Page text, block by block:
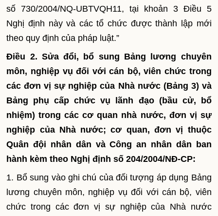
số 730/2004/NQ-UBTVQH11, tại khoản 3 Điều 5
Nghị định này và các tổ chức được thành lập mới
theo quy định của pháp luật.”
Điều 2. Sửa đổi, bổ sung Bảng lương chuyên
môn, nghiệp vụ đối với cán bộ, viên chức trong
các đơn vị sự nghiệp của Nhà nước (Bảng 3) và
Bảng phụ cấp chức vụ lãnh đạo (bầu cử, bổ
nhiệm) trong các cơ quan nhà nước, đơn vị sự
nghiệp của Nhà nước; cơ quan, đơn vị thuộc
Quân đội nhân dân vàCông an nhân dân ban
hành kèm theo Nghị định số 204/2004/NĐ-CP:
1. Bổ sung vào ghi chú của đối tượng áp dụng Bảng
lương chuyên môn, nghiệp vụ đối với cán bộ, viên
chức trong các đơn vị sự nghiệp của Nhà nước